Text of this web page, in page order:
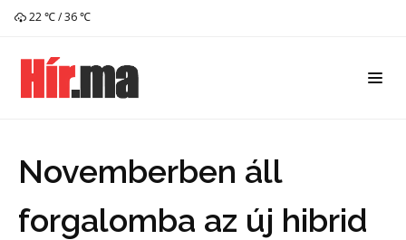
22 ℃ / 36 ℃
Novemberben áll
forgalomba az új hibrid